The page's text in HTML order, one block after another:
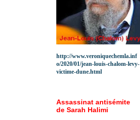
http://www.veroniquechemla.inf
o/2020/01/jean-louis-chalom-levy-
victime-dune.html
Assassinat antisémite
de Sarah Halimi